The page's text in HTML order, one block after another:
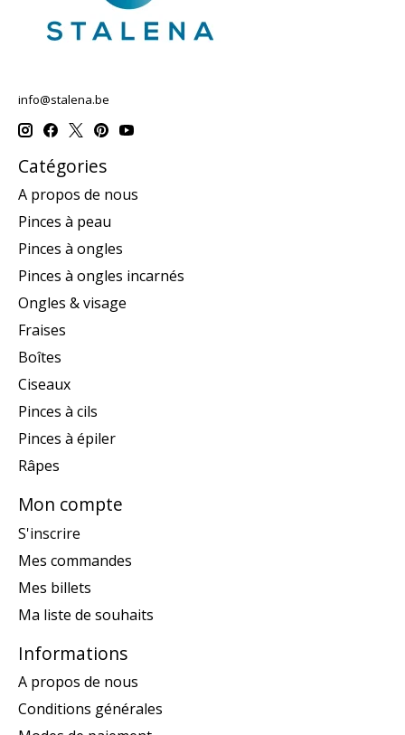
info@stalena.be
Catégories
A propos de nous
Pinces à peau
Pinces à ongles
Pinces à ongles incarnés
Ongles & visage
Fraises
Boîtes
Ciseaux
Pinces à cils
Pinces à épiler
Râpes
Mon compte
S'inscrire
Mes commandes
Mes billets
Ma liste de souhaits
Informations
A propos de nous
Conditions générales